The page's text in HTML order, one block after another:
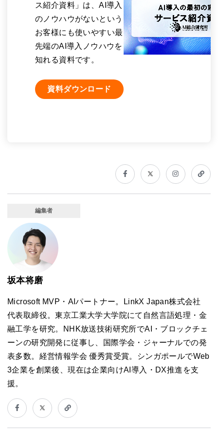
ス紹介資料」は、AI導入
のノウハウがないという
お客様にも使いやすい最
先端のAI導入ノウハウを
知れる資料です。
資料ダウンロード
編集者
坂本将磨
Microsoft MVP・AIパートナー。LinkX Japan株式会社
代表取締役。東京工業大学大学院にて自然言語処理・金
融工学を研究。NHK放送技術研究所でAI・ブロックチェ
ーンの研究開発に従事し、国際学会・ジャーナルでの発
表多数。経営情報学会 優秀賞受賞。シンガポールでWeb
3企業を創業後、現在は企業向けAI導入・DX推進を支
援。